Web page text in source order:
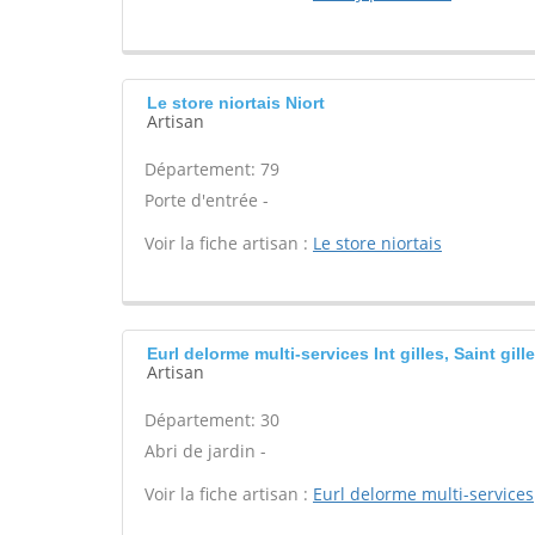
Le store niortais Niort
Artisan
Département: 79
Porte d'entrée -
Voir la fiche artisan : Le store niortais
Eurl delorme multi-services Int gilles, Saint
Artisan
Département: 30
Abri de jardin -
Voir la fiche artisan : Eurl delorme multi-services